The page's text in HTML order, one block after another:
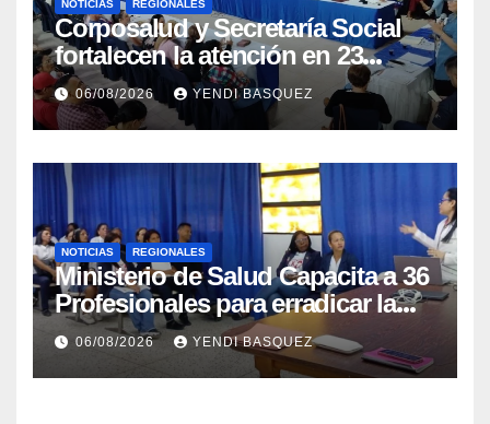
NOTICIAS REGIONALES
Corposalud y Secretaría Social
fortalecen la atención en 23
municipios
06/08/2026 YENDI BASQUEZ
NOTICIAS REGIONALES
Ministerio de Salud Capacita a 36
Profesionales para erradicar la
Tuberculosis en Yaracuy
06/08/2026 YENDI BASQUEZ